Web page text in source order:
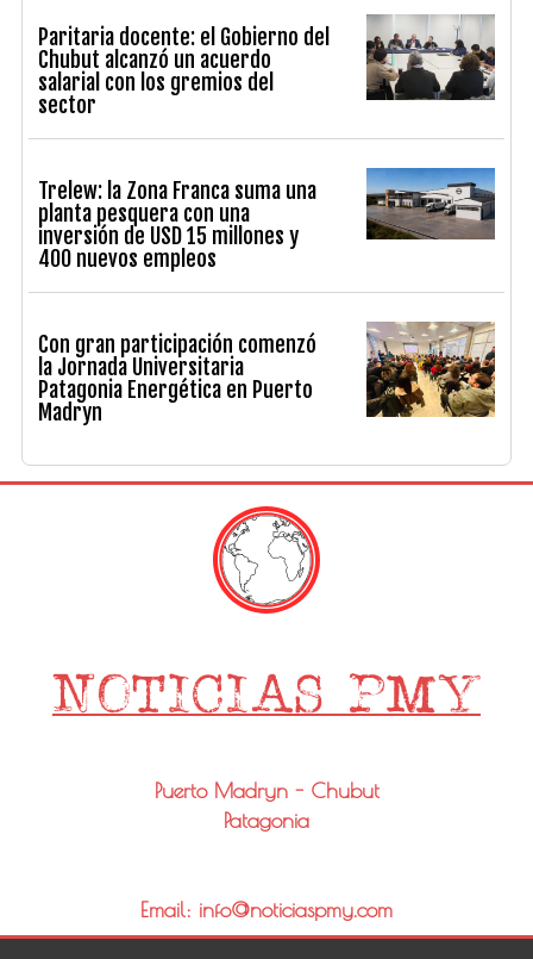
Paritaria docente: el Gobierno del
Chubut alcanzó un acuerdo
salarial con los gremios del
sector
Trelew: la Zona Franca suma una
planta pesquera con una
inversión de USD 15 millones y
400 nuevos empleos
Con gran participación comenzó
la Jornada Universitaria
Patagonia Energética en Puerto
Madryn
Puerto Madryn - Chubut
Patagonia
Email: info@noticiaspmy.com